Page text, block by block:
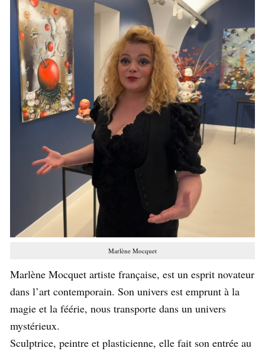
Marlène Mocquet
Marlène Mocquet artiste française, est un esprit novateur
dans l’art contemporain. Son univers est emprunt à la
magie et la féérie, nous transporte dans un univers
mystérieux.
Sculptrice, peintre et plasticienne, elle fait son entrée au